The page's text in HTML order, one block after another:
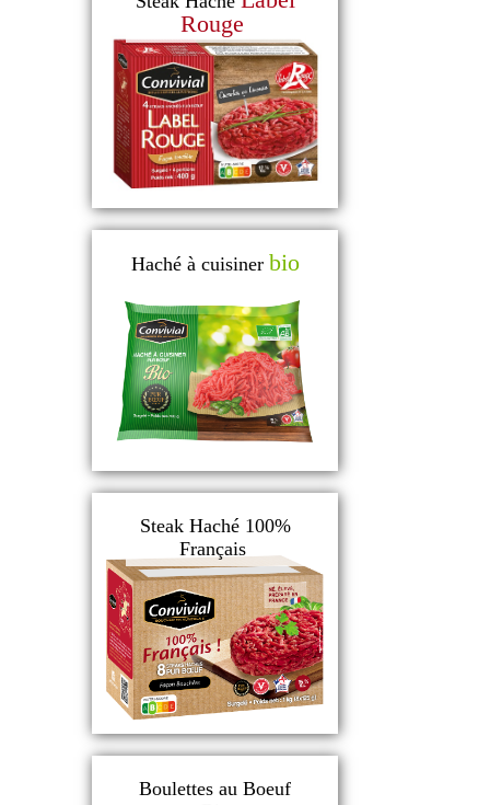
Rouge
Haché à cuisiner bio
Steak Haché 100%
Français
Boulettes au Boeuf